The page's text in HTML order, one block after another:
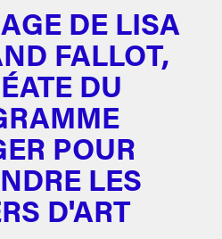
DE LISA
FALLOT,
DU
POUR
LES
D'ART